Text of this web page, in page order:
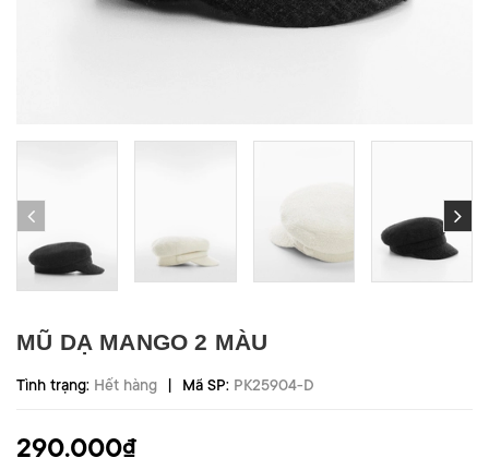
MŨ DẠ MANGO 2 MÀU
Tình trạng: Hết hàng | Mã SP: PK25904-D
290.000₫